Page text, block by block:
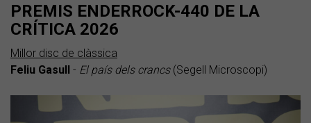
PREMIS ENDERROCK-440 DE LA
CRÍTICA 2026
Millor disc de clàssica
Feliu Gasull - El país dels crancs (Segell Microscopi)